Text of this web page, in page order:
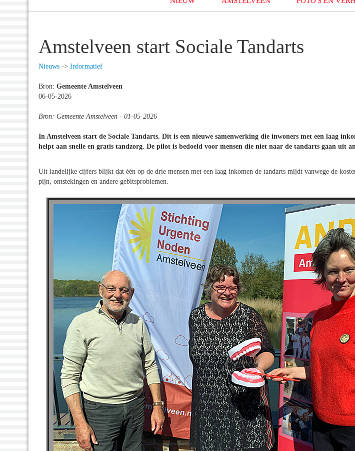
Amstelveen start Sociale Tandarts
Nieuws -> Informatief
Bron: Gemeente Amstelveen
06-05-2026
Bron: Gemeente Amstelveen - 01-05-2026
In Amstelveen start de Sociale Tandarts. Dit is een nieuwe samenwerking die inwoners met een laag
helpt aan snelle en gratis tandzorg. De pilot is bedoeld voor mensen die niet naar de tandarts gaan uit
Uit landelijke cijfers blijkt dat één op de drie mensen met een laag inkomen de tandarts mijdt vanwege de
pijn, ontstekingen en andere gebitsproblemen.